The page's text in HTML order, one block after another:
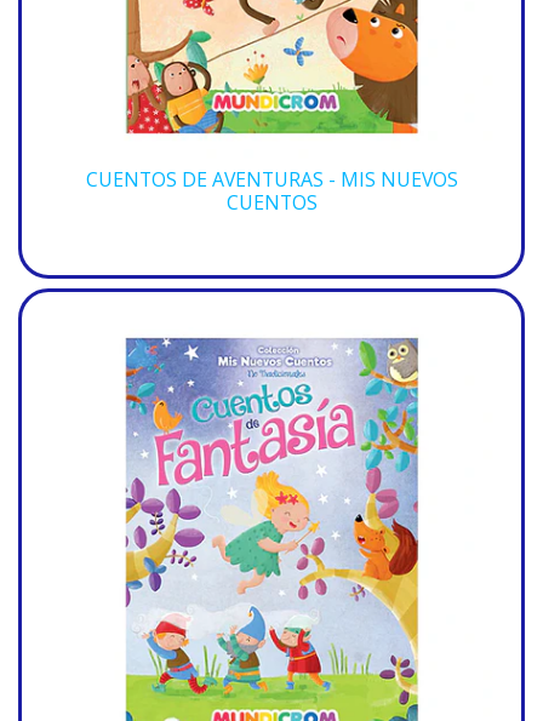
CUENTOS DE AVENTURAS - MIS NUEVOS
CUENTOS